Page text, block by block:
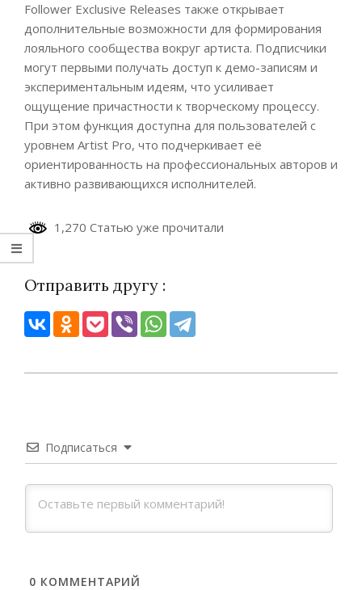
Follower Exclusive Releases также открывает
дополнительные возможности для формирования
лояльного сообщества вокруг артиста. Подписчики
могут первыми получать доступ к демо-записям и
экспериментальным идеям, что усиливает
ощущение причастности к творческому процессу.
При этом функция доступна для пользователей с
уровнем Artist Pro, что подчеркивает её
ориентированность на профессиональных авторов и
активно развивающихся исполнителей.
1,270 Статью уже прочитали
Отправить другу :
Подписаться
0 КОММЕНТАРИЙ